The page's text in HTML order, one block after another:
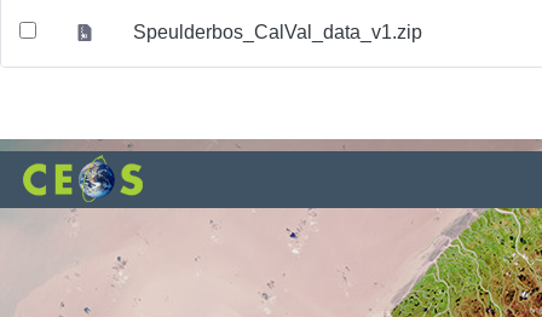
Speulderbos_CalVal_data_v1.zip